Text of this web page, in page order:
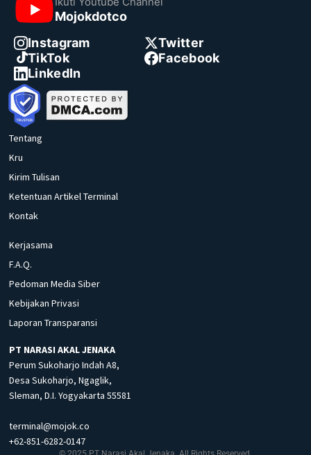
Mojokdotco
Instagram
Twitter
TikTok
Facebook
LinkedIn
Tentang
Kru
Kirim Tulisan
Ketentuan Artikel Terminal
Kontak
Kerjasama
F.A.Q.
Pedoman Media Siber
Kebijakan Privasi
Laporan Transparansi
PT NARASI AKAL JENAKA
Perum Sukoharjo Indah A8,
Desa Sukoharjo, Ngaglik,
Sleman, D.I. Yogyakarta 55581
terminal@mojok.co
+62-851-6282-0147